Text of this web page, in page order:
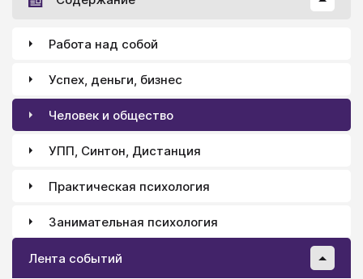
Работа над собой
Успех, деньги, бизнес
Человек и общество
УПП, Синтон, Дистанция
Практическая психология
Занимательная психология
Лента событий